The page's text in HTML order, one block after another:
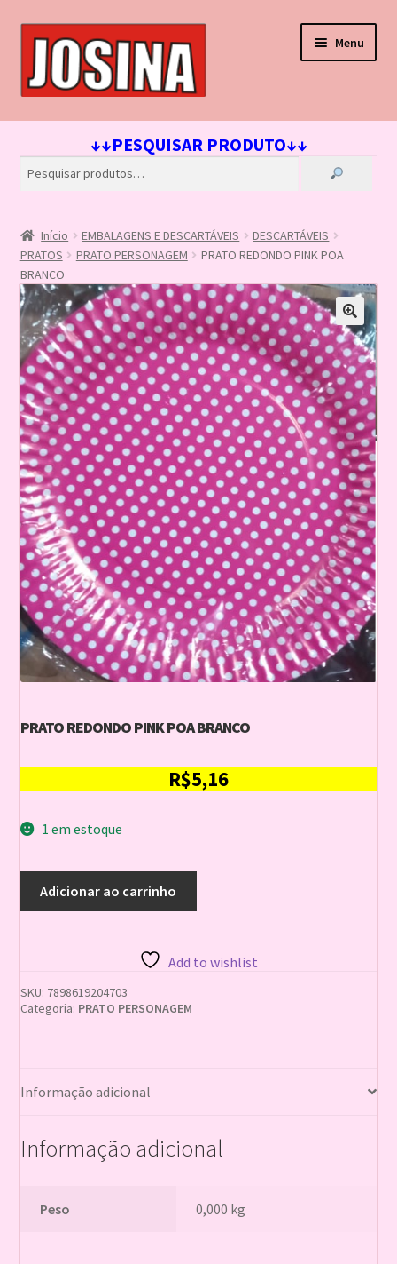
Pular
para
navegação
Pular
para
conteúdo
Menu
Início
Carrinho
Lista de Desejos
Loja
Minha conta
↓↓PESQUISAR PRODUTO↓↓
Início EMBALAGENS E DESCARTÁVEIS
DESCARTÁVEIS
PRATOS
PRATO PERSONAGEM
PRATO REDONDO PINK POA
BRANCO
PRATO REDONDO PINK POA BRANCO
R$5,16
1 em estoque
REDONDO
PINK
Adicionar ao carrinho
Add to wishlist
SKU: 7898619204703
Categoria: PRATO PERSONAGEM
Informação adicional
Informação adicional
Peso 0,000 kg